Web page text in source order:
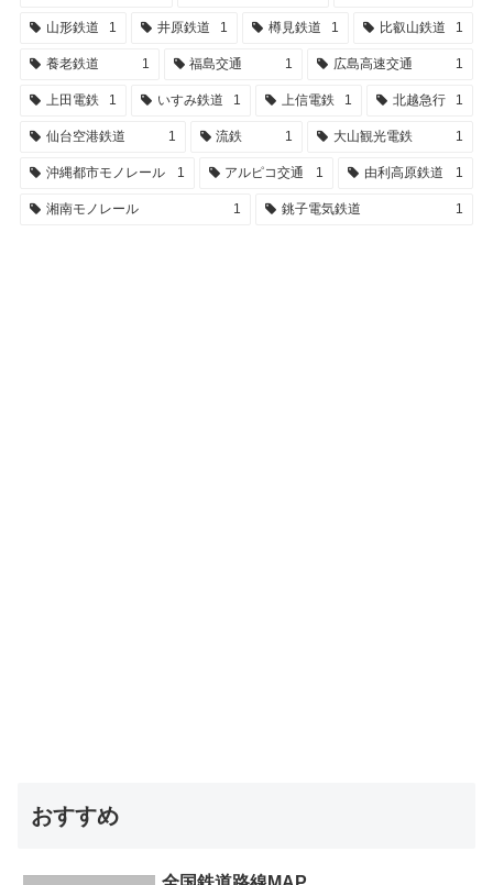
山形鉄道 1 井原鉄道 1 樽見鉄道 1 比叡山鉄道 1
養老鉄道 1 福島交通 1 広島高速交通 1
上田電鉄 1 いすみ鉄道 1 上信電鉄 1 北越急行 1
仙台空港鉄道 1 流鉄 1 大山観光電鉄 1
沖縄都市モノレール 1 アルピコ交通 1 由利高原鉄道 1
湘南モノレール 1 銚子電気鉄道 1
おすすめ